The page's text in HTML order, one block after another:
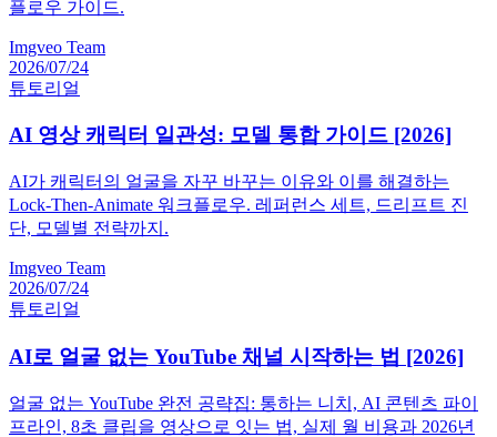
플로우 가이드.
Imgveo Team
2026/07/24
튜토리얼
AI 영상 캐릭터 일관성: 모델 통합 가이드 [2026]
AI가 캐릭터의 얼굴을 자꾸 바꾸는 이유와 이를 해결하는
Lock-Then-Animate 워크플로우. 레퍼런스 세트, 드리프트 진
단, 모델별 전략까지.
Imgveo Team
2026/07/24
튜토리얼
AI로 얼굴 없는 YouTube 채널 시작하는 법 [2026]
얼굴 없는 YouTube 완전 공략집: 통하는 니치, AI 콘텐츠 파이
프라인, 8초 클립을 영상으로 잇는 법, 실제 월 비용과 2026년